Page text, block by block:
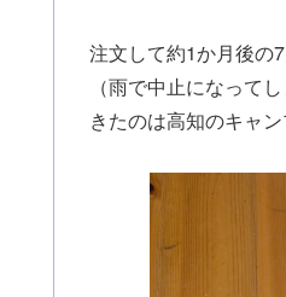
注文して約1か月後の
（雨で中止になって
きたのは高知のキャ